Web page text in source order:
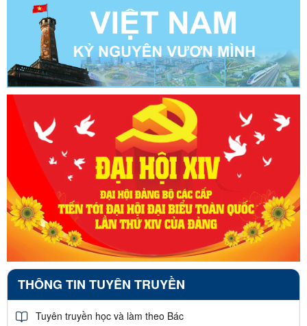
THÔNG TIN TUYÊN TRUYỀN
Tuyên truyền học và làm theo Bác